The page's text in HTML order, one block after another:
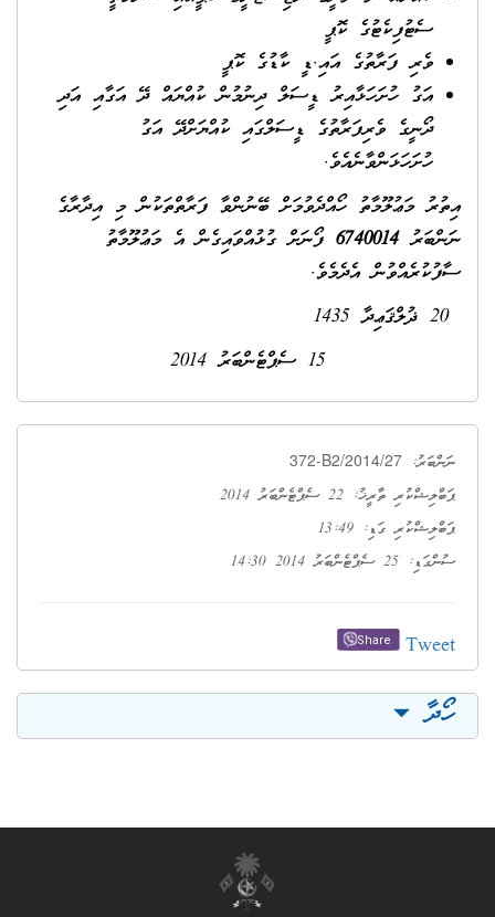
ސެޓުފިކެޓުގެ ކޮޕީ
ވެރި ފަރާތުގެ އައި.ޑީ ކާޑުގެ ކޮޕީ
އަގު ހުށަހަޅާއިރު ޑީސަލް ދިނުމުން ކުއްޔައް ދޭ އަގާއި އަދި
ދޯނީގެ ވެރިފަރާތުގެ ޑީސަލްގައި ކުއްޔަށްދޭ އަގު
ހުށަހަޅަންވާނެއެވެ.
އިތުރު މަޢުލޫމާތު ހޯއްދެވުމަށް ބޭނުންވާ ފަރާތްތަކުން މި އިދާރާގެ
ނަންބަރު6740014 ފޯނަށް ގުޅުއްވައިގެން އެ މަޢުލޫމާތު
ސާފުކުރެއްވުން އެދެމެވެ.
20 ޛުލްޤަޢިދާ 1435
15 ސެޕްޓެންބަރު 2014
ނަންބަރު: 372-B2/2014/27
ޕަބްލިޝްކުރި ތާރީޚު: 22 ސެޕްޓެންބަރު 2014
ޕަބްލިޝްކުރި ގަޑި: 13:49
ސުންގަޑި: 25 ސެޕްޓެންބަރު 2014 14:30
Tweet
Share
ހޯދާ